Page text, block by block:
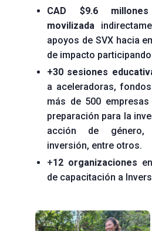
CAD $9.6
movilizada
apoyos de SVX hacia
de impacto participando
+30 sesiones
a aceleradoras,
más de 500
preparación para la
acción de género,
inversión, entre otros.
+12 organizaciones
de capacitación a